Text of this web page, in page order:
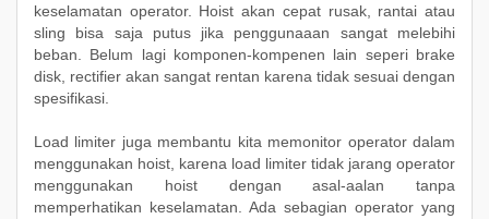
keselamatan operator. Hoist akan cepat rusak, rantai atau
sling bisa saja putus jika penggunaaan sangat melebihi
beban. Belum lagi komponen-kompenen lain seperi brake
disk, rectifier akan sangat rentan karena tidak sesuai dengan
spesifikasi.
Load limiter juga membantu kita memonitor operator dalam
menggunakan hoist, karena load limiter tidak jarang operator
menggunakan hoist dengan asal-aalan tanpa
memperhatikan keselamatan. Ada sebagian operator yang